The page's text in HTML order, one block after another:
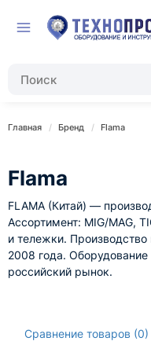
Главная Бренд Flama
Flama
FLAMA (Китай) —
Ассортимент: MIG/MAG,
и тележки.
2008 года.
российский рынок.
Сравнение товаров (0)